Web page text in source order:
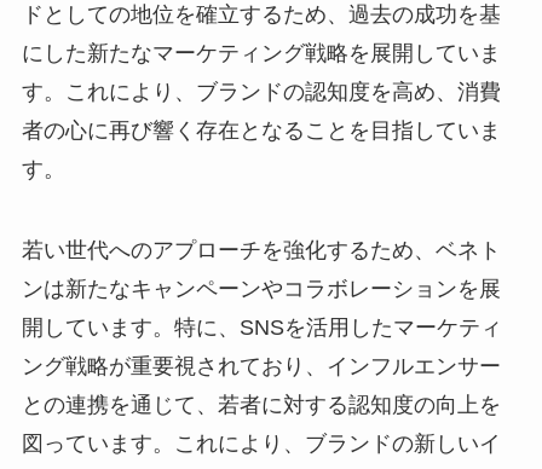
ドとしての地位を確立するため、過去の成功を基
にした新たなマーケティング戦略を展開していま
す。これにより、ブランドの認知度を高め、消費
者の心に再び響く存在となることを目指していま
す。
若い世代へのアプローチを強化するため、ベネト
ンは新たなキャンペーンやコラボレーションを展
開しています。特に、SNSを活用したマーケティ
ング戦略が重要視されており、インフルエンサー
との連携を通じて、若者に対する認知度の向上を
図っています。これにより、ブランドの新しいイ